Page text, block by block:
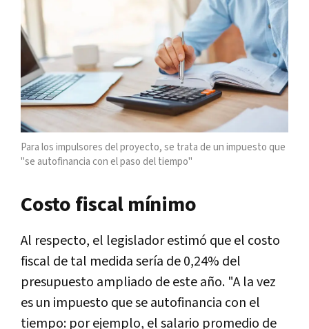
Para los impulsores del proyecto, se trata de un impuesto que
"se autofinancia con el paso del tiempo"
Costo fiscal mínimo
Al respecto, el legislador estimó que el costo
fiscal de tal medida sería de 0,24% del
presupuesto ampliado de este año. "A la vez
es un impuesto que se autofinancia con el
tiempo: por ejemplo, el salario promedio de